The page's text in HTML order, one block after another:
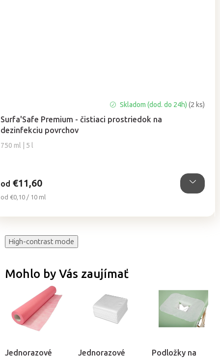
Surfa'Safe Premium - čistiaci prostriedok na
dezinfekciu povrchov
750 ml | 5 l
produktu
je
5,0
Skladom (dod. do 24h)(2 ks)
od €11,60
Jednotková
od €0,10 / 10 ml
High-contrast mode
Mohlo by Vás zaujímať
Jednorazové
Jednorazové
Podložky na